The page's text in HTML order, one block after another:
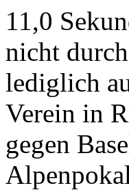
11,0
nicht
lediglich
Verein in
gegen